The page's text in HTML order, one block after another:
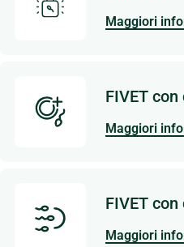
Maggiori
FIVET
Maggiori
FIVET
Maggiori